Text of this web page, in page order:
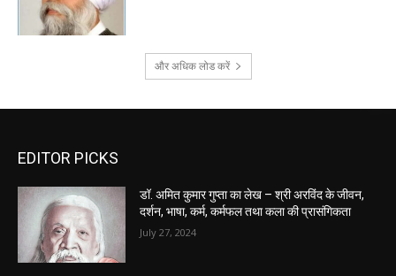
और अधिक लोड करें
EDITOR PICKS
डॉ. अमित कुमार गुप्ता का लेख – श्री अरविंद के जीवन,
दर्शन, भाषा, कर्म, कर्मफल तथा कला की प्रासंगिकता
July 27, 2024